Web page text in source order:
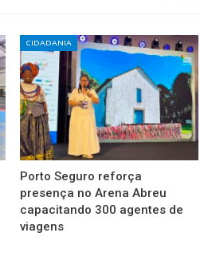
CIDADANIA
Porto Seguro reforça
presença no Arena Abreu
capacitando 300 agentes de
viagens